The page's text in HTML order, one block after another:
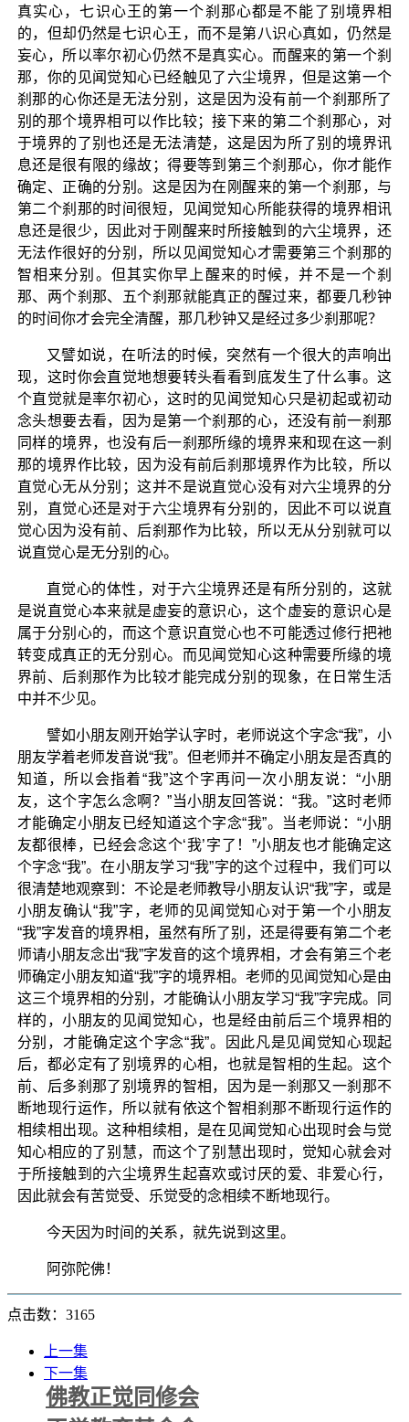
真实心，七识心王的第一个刹那心都是不能了别境界相
的，但却仍然是七识心王，而不是第八识心真如，仍然是
妄心，所以率尔初心仍然不是真实心。而醒来的第一个刹
那，你的见闻觉知心已经触见了六尘境界，但是这第一个
刹那的心你还是无法分别，这是因为没有前一个刹那所了
别的那个境界相可以作比较；接下来的第二个刹那心，对
于境界的了别也还是无法清楚，这是因为所了别的境界讯
息还是很有限的缘故；得要等到第三个刹那心，你才能作
确定、正确的分别。这是因为在刚醒来的第一个刹那，与
第二个刹那的时间很短，见闻觉知心所能获得的境界相讯
息还是很少，因此对于刚醒来时所接触到的六尘境界，还
无法作很好的分别，所以见闻觉知心才需要第三个刹那的
智相来分别。但其实你早上醒来的时候，并不是一个刹
那、两个刹那、五个刹那就能真正的醒过来，都要几秒钟
的时间你才会完全清醒，那几秒钟又是经过多少刹那呢？
又譬如说，在听法的时候，突然有一个很大的声响出
现，这时你会直觉地想要转头看看到底发生了什么事。这
个直觉就是率尔初心，这时的见闻觉知心只是初起或初动
念头想要去看，因为是第一个刹那的心，还没有前一刹那
同样的境界，也没有后一刹那所缘的境界来和现在这一刹
那的境界作比较，因为没有前后刹那境界作为比较，所以
直觉心无从分别；这并不是说直觉心没有对六尘境界的分
别，直觉心还是对于六尘境界有分别的，因此不可以说直
觉心因为没有前、后刹那作为比较，所以无从分别就可以
说直觉心是无分别的心。
直觉心的体性，对于六尘境界还是有所分别的，这就
是说直觉心本来就是虚妄的意识心，这个虚妄的意识心是
属于分别心的，而这个意识直觉心也不可能透过修行把衪
转变成真正的无分别心。而见闻觉知心这种需要所缘的境
界前、后刹那作为比较才能完成分别的现象，在日常生活
中并不少见。
譬如小朋友刚开始学认字时，老师说这个字念“我”，小
朋友学着老师发音说“我”。但老师并不确定小朋友是否真的
知道，所以会指着“我”这个字再问一次小朋友说：“小朋
友，这个字怎么念啊？”当小朋友回答说：“我。”这时老师
才能确定小朋友已经知道这个字念“我”。当老师说：“小朋
友都很棒，已经会念这个‘我’字了！”小朋友也才能确定这
个字念“我”。在小朋友学习“我”字的这个过程中，我们可以
很清楚地观察到：不论是老师教导小朋友认识“我”字，或是
小朋友确认“我”字，老师的见闻觉知心对于第一个小朋友
“我”字发音的境界相，虽然有所了别，还是得要有第二个老
师请小朋友念出“我”字发音的这个境界相，才会有第三个老
师确定小朋友知道“我”字的境界相。老师的见闻觉知心是由
这三个境界相的分别，才能确认小朋友学习“我”字完成。同
样的，小朋友的见闻觉知心，也是经由前后三个境界相的
分别，才能确定这个字念“我”。因此凡是见闻觉知心现起
后，都必定有了别境界的心相，也就是智相的生起。这个
前、后多刹那了别境界的智相，因为是一刹那又一刹那不
断地现行运作，所以就有依这个智相刹那不断现行运作的
相续相出现。这种相续相，是在见闻觉知心出现时会与觉
知心相应的了别慧，而这个了别慧出现时，觉知心就会对
于所接触到的六尘境界生起喜欢或讨厌的爱、非爱心行，
因此就会有苦觉受、乐觉受的念相续不断地现行。
今天因为时间的关系，就先说到这里。
阿弥陀佛！
点击数：3165
上一集
下一集
佛教正觉同修会